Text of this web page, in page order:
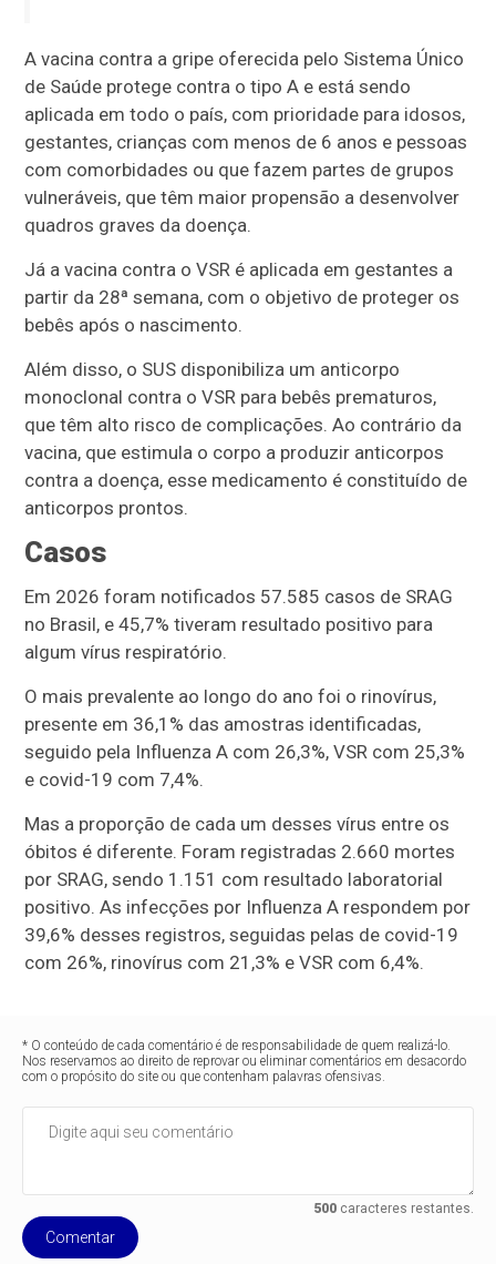
A vacina contra a gripe oferecida pelo Sistema Único
de Saúde protege contra o tipo A e está sendo
aplicada em todo o país, com prioridade para idosos,
gestantes, crianças com menos de 6 anos e pessoas
com comorbidades ou que fazem partes de grupos
vulneráveis, que têm maior propensão a desenvolver
quadros graves da doença.
Já a vacina contra o VSR é aplicada em gestantes a
partir da 28ª semana, com o objetivo de proteger os
bebês após o nascimento.
Além disso, o SUS disponibiliza um anticorpo
monoclonal contra o VSR para bebês prematuros,
que têm alto risco de complicações. Ao contrário da
vacina, que estimula o corpo a produzir anticorpos
contra a doença, esse medicamento é constituído de
anticorpos prontos.
Casos
Em 2026 foram notificados 57.585 casos de SRAG
no Brasil, e 45,7% tiveram resultado positivo para
algum vírus respiratório.
O mais prevalente ao longo do ano foi o rinovírus,
presente em 36,1% das amostras identificadas,
seguido pela Influenza A com 26,3%, VSR com 25,3%
e covid-19 com 7,4%.
Mas a proporção de cada um desses vírus entre os
óbitos é diferente. Foram registradas 2.660 mortes
por SRAG, sendo 1.151 com resultado laboratorial
positivo. As infecções por Influenza A respondem por
39,6% desses registros, seguidas pelas de covid-19
com 26%, rinovírus com 21,3% e VSR com 6,4%.
* O conteúdo de cada comentário é de responsabilidade de quem realizá-lo.
Nos reservamos ao direito de reprovar ou eliminar comentários em desacordo
com o propósito do site ou que contenham palavras ofensivas.
500caracteres restantes.
Comentar